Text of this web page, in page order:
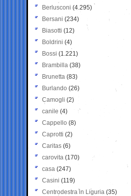
Berlusconi (4.295)
Bersani (234)
Biasotti (12)
Boldrini (4)
Bossi (1.221)
Brambilla (38)
Brunetta (83)
Burlando (26)
Camogli (2)
canile (4)
Cappello (8)
Caprotti (2)
Caritas (6)
carovita (170)
casa (247)
Casini (119)
Centrodestra in Liguria (35)